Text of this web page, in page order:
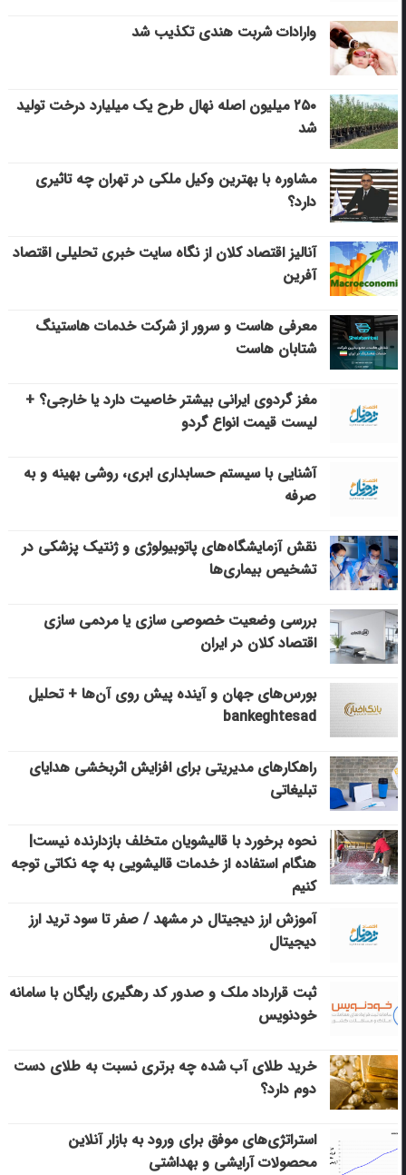
وارادات شربت هندی تکذیب شد
۲۵۰ میلیون اصله نهال طرح یک میلیارد درخت تولید
شد
مشاوره با بهترین وکیل ملکی در تهران چه تاثیری
دارد؟
آنالیز اقتصاد کلان از نگاه سایت خبری تحلیلی اقتصاد
آفرین
معرفی هاست و سرور از شرکت خدمات هاستینگ
شتابان هاست
مغز گردوی ایرانی بیشتر خاصیت دارد یا خارجی؟ +
لیست قیمت انواع گردو
آشنایی با سیستم حسابداری ابری، روشی بهینه و به
صرفه
نقش آزمایشگاه‌های پاتوبیولوژی و ژنتیک پزشکی در
تشخیص بیماری‌ها
بررسی وضعیت خصوصی سازی یا مردمی سازی
اقتصاد کلان در ایران
بورس‌های جهان و آینده پیش روی آن‌ها + تحلیل
bankeghtesad
راهکارهای مدیریتی برای افزایش اثربخشی هدایای
تبلیغاتی
نحوه برخورد با قالیشویان متخلف بازدارنده نیست|
هنگام استفاده از خدمات قالیشویی به چه نکاتی توجه
کنیم
آموزش ارز دیجیتال در مشهد / صفر تا سود ترید ارز
دیجیتال
ثبت قرارداد ملک و صدور کد رهگیری رایگان با سامانه
خودنویس
خرید طلای آب شده چه برتری نسبت به طلای دست
دوم دارد؟
استراتژی‌های موفق برای ورود به بازار آنلاین
محصولات آرایشی و بهداشتی